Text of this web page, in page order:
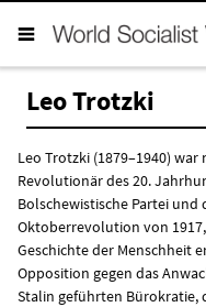
Leo Trotzki
Leo Trotzki (1879–1940)
Revolutionär des 20.
Bolschewistische Partei und
Oktoberrevolution von
Geschichte der Menschheit
Opposition gegen das
Stalin geführten Bürokratie,